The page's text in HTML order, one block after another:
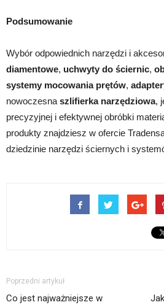
Podsumowanie
Wybór odpowiednich narzędzi i
diamentowe, uchwyty do ściernic,
systemy mocowania prętów,
nowoczesna szlifierka narzędziowa,
precyzyjnej i efektywnej obróbki
produkty znajdziesz w ofercie
dziedzinie narzędzi ściernych i
Poprzedni artykuł
Co jest najważniejsze w